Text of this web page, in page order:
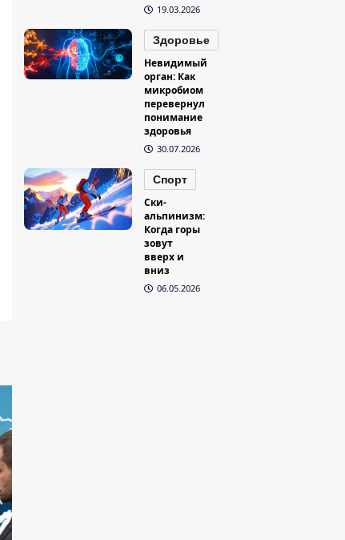
19.03.2026
Здоровье
Невидимый
орган: Как
микробиом
перевернул
понимание
здоровья
30.07.2026
Спорт
Ски-
альпинизм:
Когда горы
зовут
вверх и
вниз
06.05.2026